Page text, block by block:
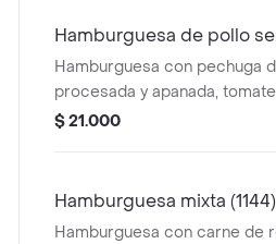
sabores y texturas, creando
experiencia culinaria única
Ideal para una comida rápida
en cualquier momento del
Hamburguesa de pollo
Hamburguesa con pechuga
procesada y apanada,
queso y salsa blanca.
$ 21.000
Hamburguesa mixta (1144)
Hamburguesa con carne de